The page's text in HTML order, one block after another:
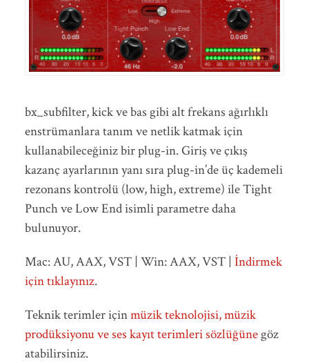
bx_subfilter, kick ve bas gibi alt frekans ağırlıklı
enstrümanlara tanım ve netlik katmak için
kullanabileceğiniz bir plug-in. Giriş ve çıkış
kazanç ayarlarının yanı sıra plug-in’de üç kademeli
rezonans kontrolü (low, high, extreme) ile Tight
Punch ve Low End isimli parametre daha
bulunuyor.
Mac: AU, AAX, VST | Win: AAX, VST | İndirmek
için tıklayınız.
Teknik terimler içinmüzik teknolojisi, müzik
prodüksiyonu ve ses kayıt terimleri sözlüğünegöz
atabilirsiniz.